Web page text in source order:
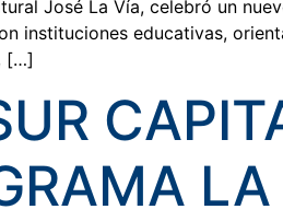
José La Vía, celebró un
instituciones educativas,
[…]